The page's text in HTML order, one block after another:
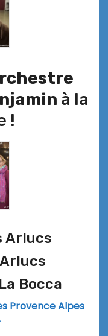
à la
!
Arlucs
Bocca
Provence Alpes